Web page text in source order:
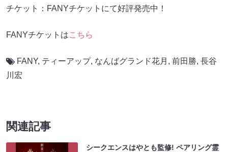
チケット：FANYチケットにて好評発売中！
FANYチケットはこちら
FANY, ティーアップ, なんばグランド花月 , 前田勝, 長谷
川宏
関連記事
シークエンスはやとも監修! ペアリング霊